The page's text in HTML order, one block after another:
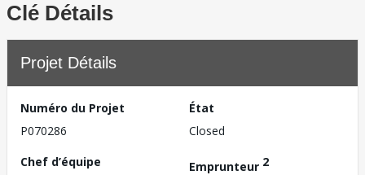
Clé Détails
Projet Détails
Numéro du Projet
P070286
État
Closed
Chef d’équipe
Emprunteur 2